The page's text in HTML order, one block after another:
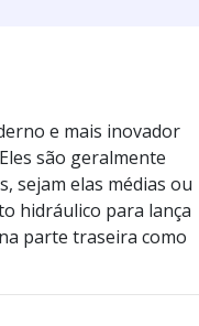
e mais inovador
são geralmente
sejam elas médias ou
hidráulico para lança
parte traseira como